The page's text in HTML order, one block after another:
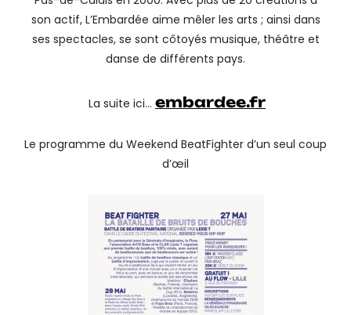
son actif, L’Embardée aime mêler les arts ; ainsi dans
ses spectacles, se sont côtoyés musique, théâtre et
danse de différents pays.
La suite ici… embardee.fr
Le programme du Weekend BeatFighter d’un seul coup
d’œil